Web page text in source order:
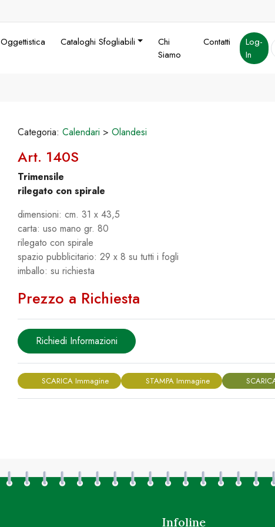
Oggettistica Cataloghi Sfogliabili
Chi
Siamo
Contatti
Log-
In
Categoria: Calendari > Olandesi
Art. 140S
Trimensile
rilegato con spirale
dimensioni: cm. 31 x 43,5
carta: uso mano gr. 80
rilegato con spirale
spazio pubblicitario: 29 x 8 su tutti i fogli
imballo: su richiesta
Prezzo a Richiesta
Richiedi Informazioni
SCARICA Immagine STAMPA Immagine
Infoline